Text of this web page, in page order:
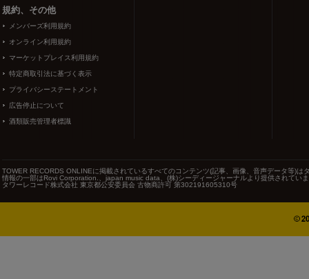
規約、その他
メンバーズ利用規約
オンライン利用規約
マーケットプレイス利用規約
特定商取引法に基づく表示
プライバシーステートメント
広告停止について
酒類販売管理者標識
TOWER RECORDS ONLINEに掲載されているすべてのコンテンツ(記事、画像、音声データ等)
情報の一部はRovi Corporation.、japan music data、(株)シーディージャーナルより提供されてい
タワーレコード株式会社 東京都公安委員会 古物商許可 第302191605310号